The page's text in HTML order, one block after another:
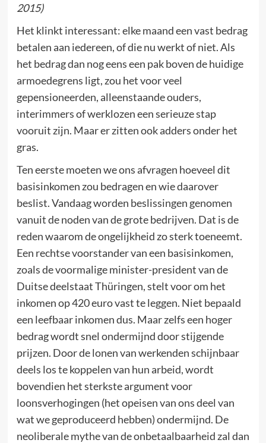
2015)
Het klinkt interessant: elke maand een vast bedrag
betalen aan iedereen, of die nu werkt of niet. Als
het bedrag dan nog eens een pak boven de huidige
armoedegrens ligt, zou het voor veel
gepensioneerden, alleenstaande ouders,
interimmers of werklozen een serieuze stap
vooruit zijn. Maar er zitten ook adders onder het
gras.
Ten eerste moeten we ons afvragen hoeveel dit
basisinkomen zou bedragen en wie daarover
beslist. Vandaag worden beslissingen genomen
vanuit de noden van de grote bedrijven. Dat is de
reden waarom de ongelijkheid zo sterk toeneemt.
Een rechtse voorstander van een basisinkomen,
zoals de voormalige minister-president van de
Duitse deelstaat Thüringen, stelt voor om het
inkomen op 420 euro vast te leggen. Niet bepaald
een leefbaar inkomen dus. Maar zelfs een hoger
bedrag wordt snel ondermijnd door stijgende
prijzen. Door de lonen van werkenden schijnbaar
deels los te koppelen van hun arbeid, wordt
bovendien het sterkste argument voor
loonsverhogingen (het opeisen van ons deel van
wat we geproduceerd hebben) ondermijnd. De
neoliberale mythe van de onbetaalbaarheid zal dan